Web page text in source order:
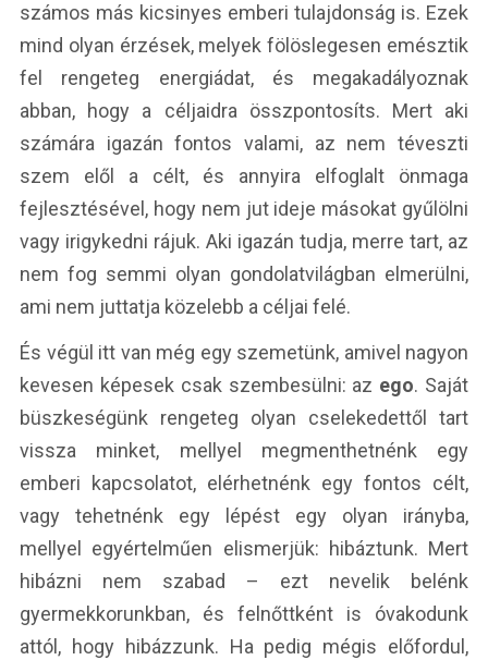
számos más kicsinyes emberi tulajdonság is. Ezek
mind olyan érzések, melyek fölöslegesen emésztik
fel rengeteg energiádat, és megakadályoznak
abban, hogy a céljaidra összpontosíts. Mert aki
számára igazán fontos valami, az nem téveszti
szem elől a célt, és annyira elfoglalt önmaga
fejlesztésével, hogy nem jut ideje másokat gyűlölni
vagy irigykedni rájuk. Aki igazán tudja, merre tart, az
nem fog semmi olyan gondolatvilágban elmerülni,
ami nem juttatja közelebb a céljai felé.
És végül itt van még egy szemetünk, amivel nagyon
kevesen képesek csak szembesülni: az ego. Saját
büszkeségünk rengeteg olyan cselekedettől tart
vissza minket, mellyel megmenthetnénk egy
emberi kapcsolatot, elérhetnénk egy fontos célt,
vagy tehetnénk egy lépést egy olyan irányba,
mellyel egyértelműen elismerjük: hibáztunk. Mert
hibázni nem szabad – ezt nevelik belénk
gyermekkorunkban, és felnőttként is óvakodunk
attól, hogy hibázzunk. Ha pedig mégis előfordul,